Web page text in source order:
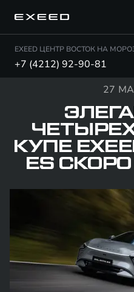
EXEED ЦЕНТР ВОСТОК НА
+7 (4212) 92-90-81
27
КУПЕ
ES